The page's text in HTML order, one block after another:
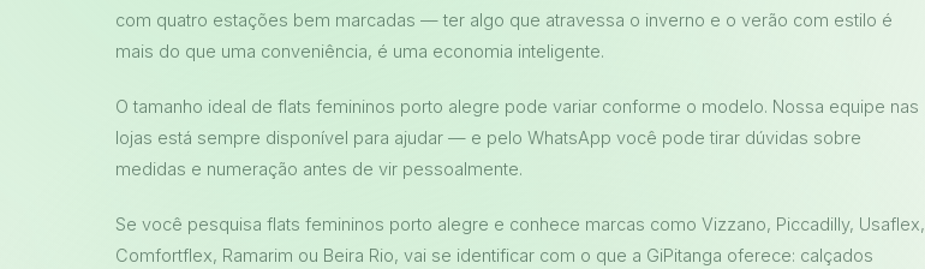
com quatro estações bem marcadas — ter algo que atravessa o inverno e o verão com estilo é
mais do que uma conveniência, é uma economia inteligente.
O tamanho ideal de flats femininos porto alegre pode variar conforme o modelo. Nossa equipe nas
lojas está sempre disponível para ajudar — e pelo WhatsApp você pode tirar dúvidas sobre
medidas e numeração antes de vir pessoalmente.
Se você pesquisa flats femininos porto alegre e conhece marcas como Vizzano, Piccadilly, Usaflex,
Comfortflex, Ramarim ou Beira Rio, vai se identificar com o que a GiPitanga oferece: calçados